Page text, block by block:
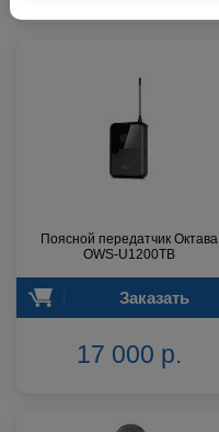
Поясной передатчик Октава
OWS-U1200TB
Заказать
17 000 р.